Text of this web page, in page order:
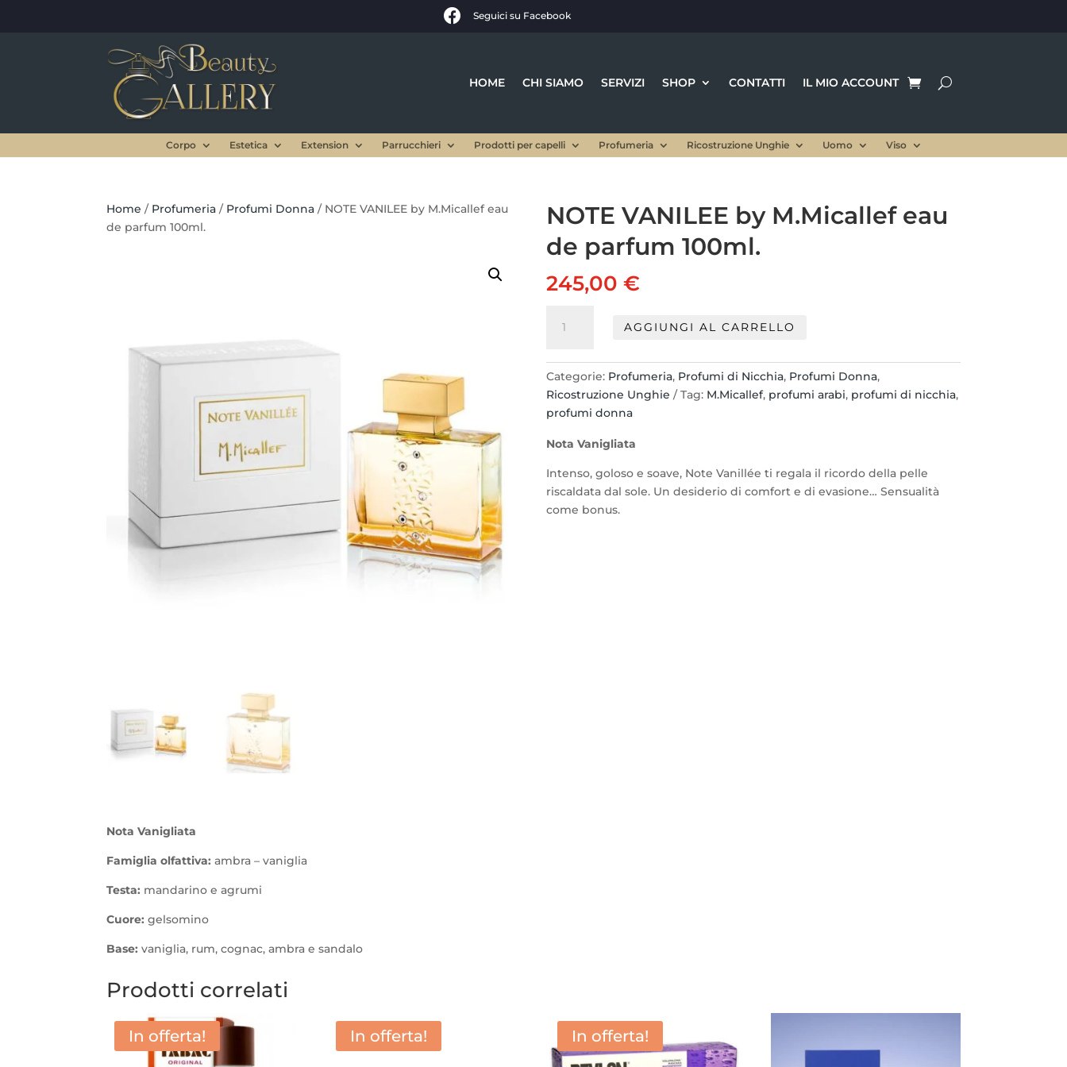
 Seguici su Facebook
HOME CHI SIAMO SERVIZI SHOP CONTATTI IL MIO ACCOUNT
Corpo Estetica Extension Parrucchieri Prodotti per capelli Profumeria Ricostruzione Unghie Uomo Viso
Home / Profumeria / Profumi Donna / NOTE VANILEE by M.Micallef eau
de parfum 100ml.
NOTE VANILEE by M.Micallef eau
de parfum 100ml.
245,00€
VANILEE
M.Micallef
eau
parfum
100ml.
AGGIUNGI AL CARRELLO
Categorie: Profumeria, Profumi di Nicchia, Profumi Donna,
Ricostruzione Unghie
Tag: M.Micallef, profumi arabi, profumi di nicchia,
profumi donna
Nota Vanigliata
Intenso, goloso e soave, Note Vanillée ti regala il ricordo della pelle
riscaldata dal sole. Un desiderio di comfort e di evasione… Sensualità
come bonus.
Nota Vanigliata
Famiglia olfattiva: ambra – vaniglia
Testa: mandarino e agrumi
Cuore: gelsomino
Base: vaniglia, rum, cognac, ambra e sandalo
Prodotti correlati
In offerta! In offerta! In offerta!